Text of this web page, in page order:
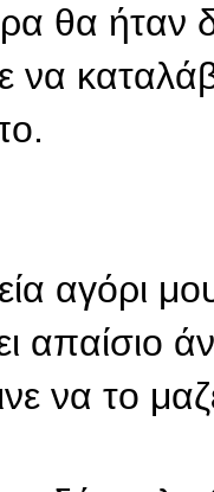
θα ήταν
να
αγόρι
απαίσιο
να το